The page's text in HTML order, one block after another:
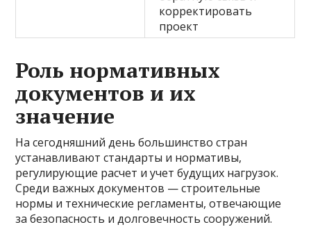
корректировать
проект
Роль нормативных
документов и их
значение
На сегодняшний день большинство стран
устанавливают стандарты и нормативы,
регулирующие расчет и учет будущих нагрузок.
Среди важных документов — строительные
нормы и технические регламенты, отвечающие
за безопасность и долговечность сооружений.